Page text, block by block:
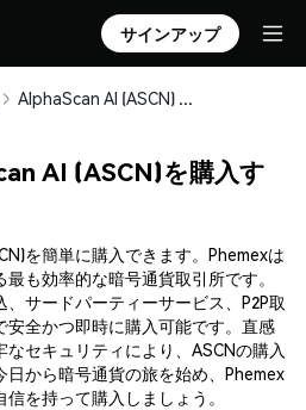
サインアップ
AlphaScan AI (ASCN) を安全に購入・保管
AI (ASCN)を購入す
を簡単に購入できます。Phemexは
も効率的な暗号通貨取引所です。
サードパーティーサービス、P2P取
安全かつ即時に購入可能です。直感
セキュリティにより、ASCNの購入
から暗号通貨の旅を始め、Phemex
を持って購入しましょう。